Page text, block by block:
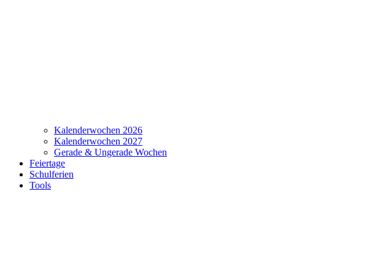
Kalenderwochen 2026
Kalenderwochen 2027
Gerade & Ungerade Wochen
Feiertage
Schulferien
Tools